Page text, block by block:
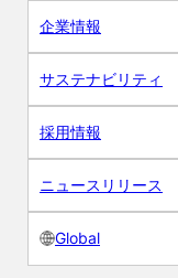
企業情報
サステナビリティ
採用情報
ニュースリリース
Global